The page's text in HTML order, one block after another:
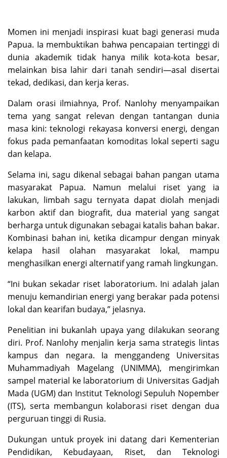
Momen ini menjadi inspirasi kuat bagi generasi muda
Papua. Ia membuktikan bahwa pencapaian tertinggi di
dunia akademik tidak hanya milik kota-kota besar,
melainkan bisa lahir dari tanah sendiri—asal disertai
tekad, dedikasi, dan kerja keras.
Dalam orasi ilmiahnya, Prof. Nanlohy menyampaikan
tema yang sangat relevan dengan tantangan dunia
masa kini: teknologi rekayasa konversi energi, dengan
fokus pada pemanfaatan komoditas lokal seperti sagu
dan kelapa.
Selama ini, sagu dikenal sebagai bahan pangan utama
masyarakat Papua. Namun melalui riset yang ia
lakukan, limbah sagu ternyata dapat diolah menjadi
karbon aktif dan biografit, dua material yang sangat
berharga untuk digunakan sebagai katalis bahan bakar.
Kombinasi bahan ini, ketika dicampur dengan minyak
kelapa hasil olahan masyarakat lokal, mampu
menghasilkan energi alternatif yang ramah lingkungan.
“Ini bukan sekadar riset laboratorium. Ini adalah jalan
menuju kemandirian energi yang berakar pada potensi
lokal dan kearifan budaya,” jelasnya.
Penelitian ini bukanlah upaya yang dilakukan seorang
diri. Prof. Nanlohy menjalin kerja sama strategis lintas
kampus dan negara. Ia menggandeng Universitas
Muhammadiyah Magelang (UNIMMA), mengirimkan
sampel material ke laboratorium di Universitas Gadjah
Mada (UGM) dan Institut Teknologi Sepuluh Nopember
(ITS), serta membangun kolaborasi riset dengan dua
perguruan tinggi di Rusia.
Dukungan untuk proyek ini datang dari Kementerian
Pendidikan, Kebudayaan, Riset, dan Teknologi